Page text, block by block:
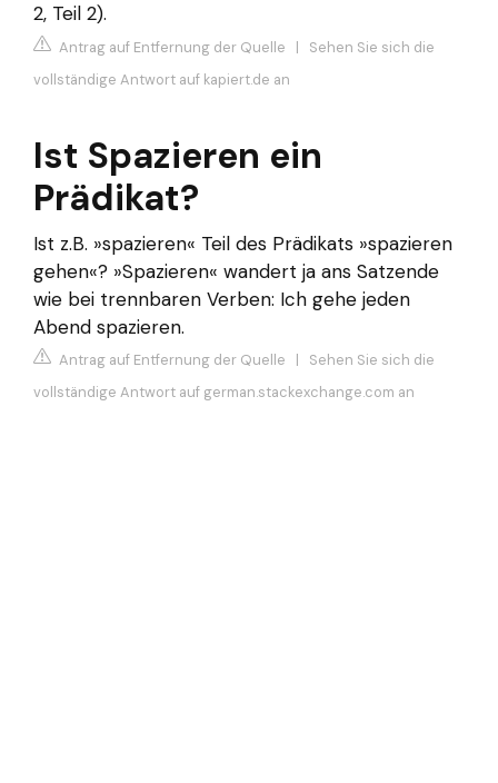
2, Teil 2).
Antrag auf Entfernung der Quelle | Sehen Sie sich die
vollständige Antwort auf kapiert.de an
Ist Spazieren ein
Prädikat?
Ist z.B. »spazieren« Teil des Prädikats »spazieren
gehen«? »Spazieren« wandert ja ans Satzende
wie bei trennbaren Verben: Ich gehe jeden
Abend spazieren.
Antrag auf Entfernung der Quelle | Sehen Sie sich die
vollständige Antwort auf german.stackexchange.com an